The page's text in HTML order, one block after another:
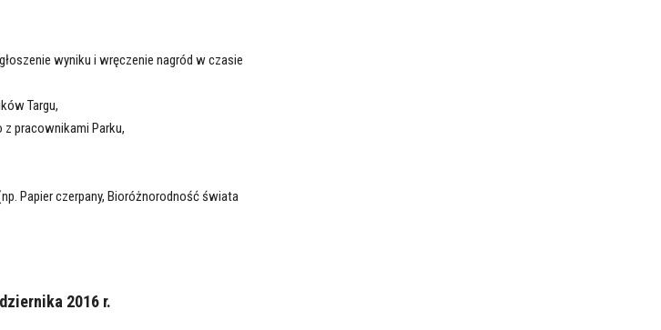
wyniku i wręczenie nagród w czasie
Targu,
pracownikami Parku,
Papier czerpany, Bioróżnorodność świata
2016 r.